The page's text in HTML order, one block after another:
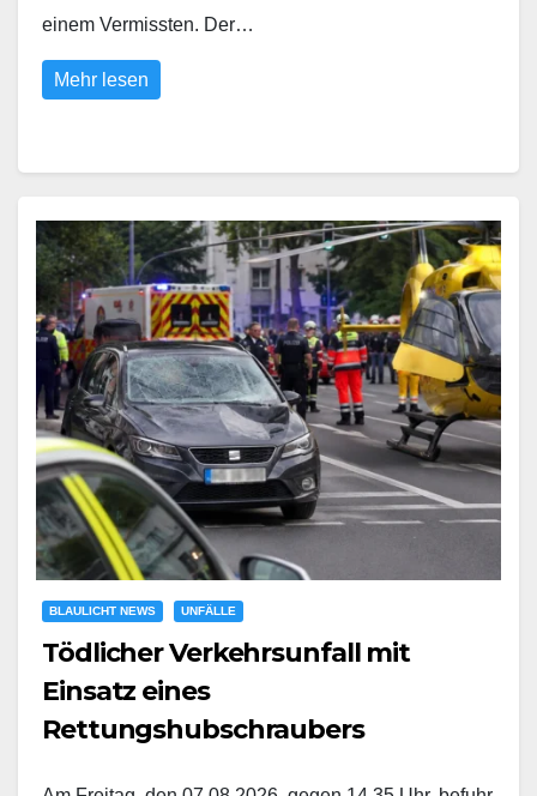
einem Vermissten. Der…
Mehr lesen
BLAULICHT NEWS UNFÄLLE
Tödlicher Verkehrsunfall mit
Einsatz eines
Rettungshubschraubers